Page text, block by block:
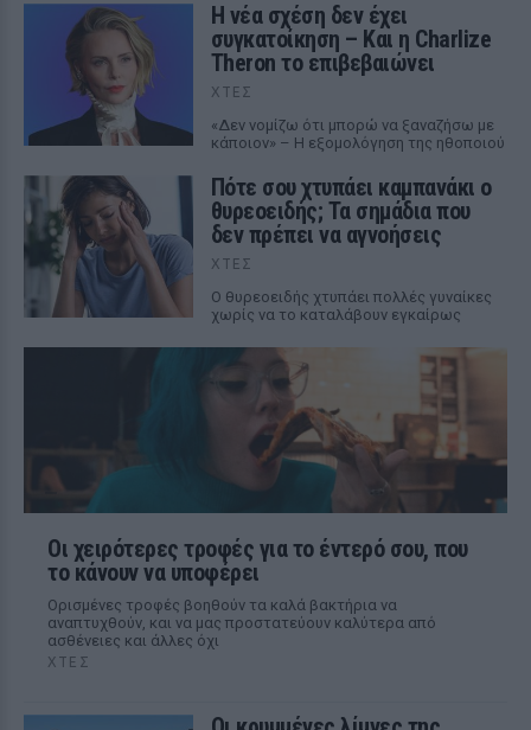
Η νέα σχέση δεν έχει
συγκατοίκηση – Και η Charlize
Theron το επιβεβαιώνει
ΧΤΕΣ
«Δεν νομίζω ότι μπορώ να ξαναζήσω με
κάποιον» – Η εξομολόγηση της ηθοποιού
Πότε σου χτυπάει καμπανάκι ο
θυρεοειδής; Τα σημάδια που
δεν πρέπει να αγνοήσεις
ΧΤΕΣ
Ο θυρεοειδής χτυπάει πολλές γυναίκες
χωρίς να το καταλάβουν εγκαίρως
Οι χειρότερες τροφές για το έντερό σου, που
το κάνουν να υποφέρει
Ορισμένες τροφές βοηθούν τα καλά βακτήρια να
αναπτυχθούν, και να μας προστατεύουν καλύτερα από
ασθένειες και άλλες όχι
ΧΤΕΣ